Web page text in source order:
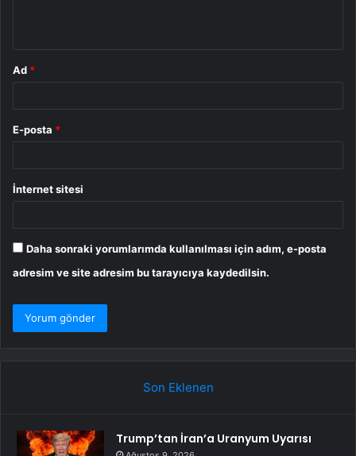
Ad *
E-posta *
İnternet sitesi
Daha sonraki yorumlarımda kullanılması için adım, e-posta
adresim ve site adresim bu tarayıcıya kaydedilsin.
Son Eklenen
Trump’tan İran’a Uranyum Uyarısı